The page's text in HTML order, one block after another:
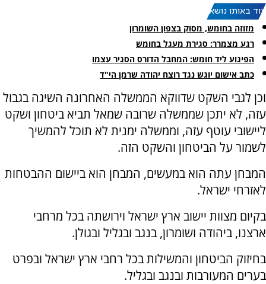
עוד באותו נושא:
מזוזה בחומש, מסוק בצפון השומרון
רגע מצמרר: סגירת מעגל בחומש
הפיגוע ליד חומש: המחבל הדורס הסגיר עצמו
כתב אישום יוגש נגד רוצח יהודה שרמן הי"ד
וכן לגבי השקט שדווקא הממשלה האחרונה השיגה בגבול
עזה, לא יתכן שממשלה שרובה שמאל תביא ביטחון ושקט
ליישובי עוטף עזה, וממשלה ימנית לא תוכל להמשיך
לשמור על הביטחון והשקט הזה.
המבחן עתה הוא במעשים, המבחן הוא ביישום ההבטחות
לאזרחי ישראל.
בקיום מצוות יישוב ארץ ישראל וירושתה בכל מרחבי
ארצנו, ביהודה ושומרון, בנגב ובגליל ובגולן.
בחיזוק הביטחון והמשילות בכל רחבי ארץ ישראל ובפרט
בערים המעורבות ובנגב ובגליל.